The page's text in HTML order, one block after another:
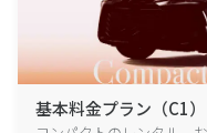
基本料金プラン（C1）